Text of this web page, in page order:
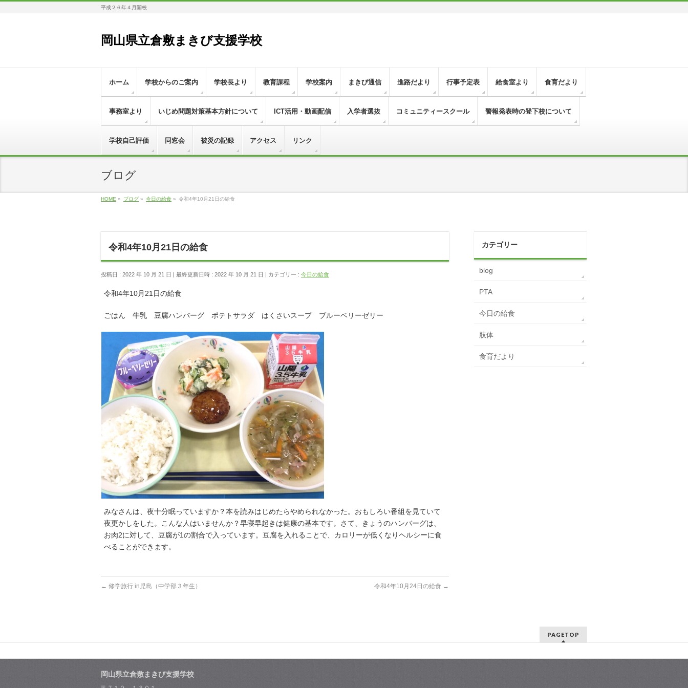
平成２６年４月開校
岡山県立倉敷まきび支援学校
ホーム 学校からのご案内 学校長より 教育課程 学校案内 まきび通信 進路だより 行事予定表 給食室より 食育だより
事務室より いじめ問題対策基本方針について ICT活用・動画配信 入学者選抜 コミュニティースクール 警報発表時の登下校について
学校自己評価 同窓会 被災の記録 アクセス リンク
ブログ
HOME » ブログ » 今日の給食 » 令和4年10月21日の給食
令和4年10月21日の給食
投稿日 : 2022 年 10 月 21 日 最終更新日時 : 2022 年 10 月 21 日 カテゴリー : 今日の給食
令和4年10月21日の給食
ごはん 牛乳 豆腐ハンバーグ ポテトサラダ はくさいスープ ブルーベリーゼリー
みなさんは、夜十分眠っていますか？本を読みはじめたらやめられなかった。おもしろい番組を見ていて
夜更かしをした。こんな人はいませんか？早寝早起きは健康の基本です。さて、きょうのハンバーグは、
お肉2に対して、豆腐が1の割合で入っています。豆腐を入れることで、カロリーが低くなりヘルシーに食
べることができます。
← 修学旅行 in児島（中学部３年生） 令和4年10月24日の給食 →
カテゴリー
blog
PTA
今日の給食
肢体
食育だより
PAGETOP
岡山県立倉敷まきび支援学校